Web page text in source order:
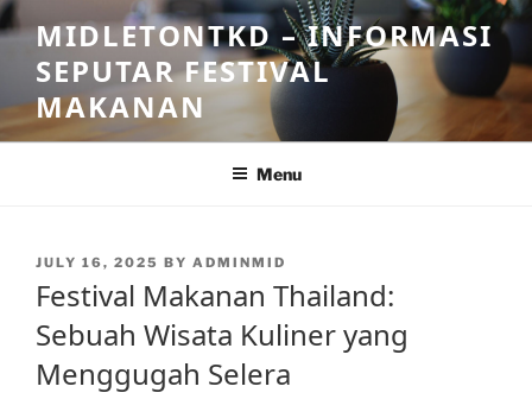
Skip
to
content
MIDLETONTKD – INFORMASI
SEPUTAR FESTIVAL
MAKANAN
Menu
POSTED
JULY 16, 2025 BY ADMINMID
Festival Makanan Thailand:
Sebuah Wisata Kuliner yang
Menggugah Selera